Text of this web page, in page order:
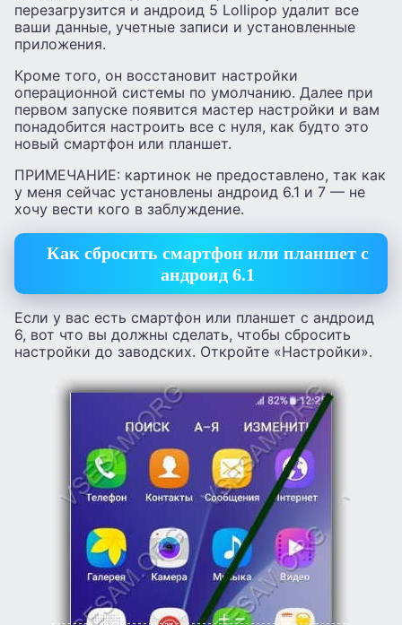
перезагрузится и андроид 5 Lollipop удалит все
ваши данные, учетные записи и установленные
приложения.
Кроме того, он восстановит настройки
операционной системы по умолчанию. Далее при
первом запуске появится мастер настройки и вам
понадобится настроить все с нуля, как будто это
новый смартфон или планшет.
ПРИМЕЧАНИЕ: картинок не предоставлено, так как
у меня сейчас установлены андроид 6.1 и 7 — не
хочу вести кого в заблуждение.
Как сбросить смартфон или планшет с
андроид 6.1
Если у вас есть смартфон или планшет с андроид
6, вот что вы должны сделать, чтобы сбросить
настройки до заводских. Откройте «Настройки».